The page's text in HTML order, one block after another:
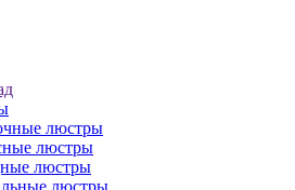
люстры
люстры
люстры
люстры